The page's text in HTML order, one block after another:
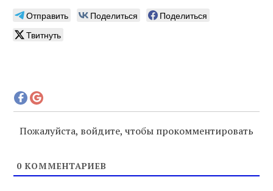
Отправить Поделиться
Поделиться
Твитнуть
Пожалуйста, войдите, чтобы прокомментировать
0 КОММЕНТАРИЕВ